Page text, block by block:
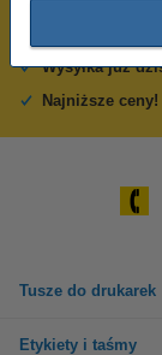
600 tysięcy
Wysyłka już
Najniższe ceny!
Tusze do drukarek
Etykiety i taśmy